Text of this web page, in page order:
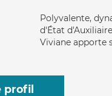
Polyvalente,
d'État
Viviane apporte
profil